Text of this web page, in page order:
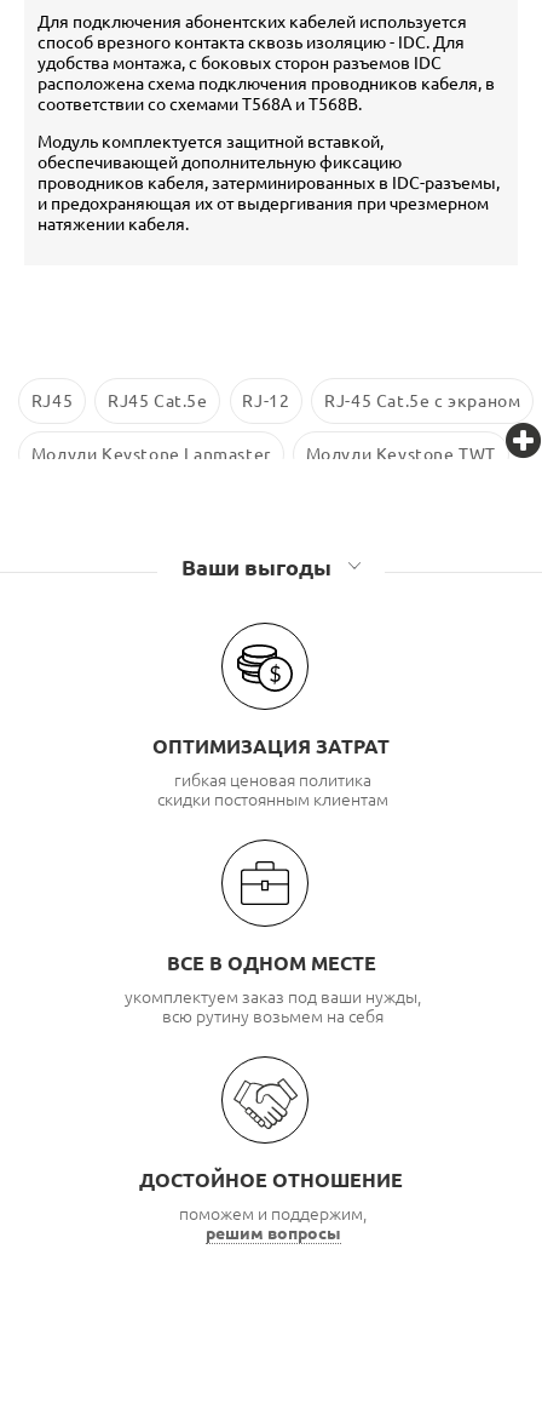
Для подключения абонентских кабелей используется
способ врезного контакта сквозь изоляцию - IDC. Для
удобства монтажа, с боковых сторон разъемов IDC
расположена схема подключения проводников кабеля, в
соответствии со схемами T568A и T568B.
Модуль комплектуется защитной вставкой,
обеспечивающей дополнительную фиксацию
проводников кабеля, затерминированных в IDC-разъемы,
и предохраняющая их от выдергивания при чрезмерном
натяжении кабеля.
RJ45 RJ45 Cat.5е RJ-12 RJ-45 Cat.5e с экраном
Модули Keystone Lanmaster Модули Keystone TWT
Ваши выгоды
ОПТИМИЗАЦИЯ ЗАТРАТ
гибкая ценовая политика
скидки постоянным клиентам
ВСЕ В ОДНОМ МЕСТЕ
укомплектуем заказ под ваши нужды,
всю рутину возьмем на себя
ДОСТОЙНОЕ ОТНОШЕНИЕ
поможем и поддержим,
решим вопросы